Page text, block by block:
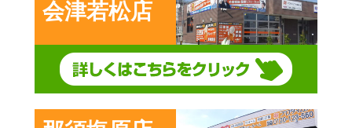
会津若松店